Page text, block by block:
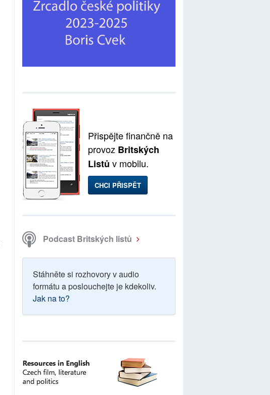
Přispějte finančně na
provoz Britských
Listů v mobilu.
CHCI PŘISPĚT
Podcast Britských listů
Stáhněte si rozhovory v audio
formátu a poslouchejte je kdekoliv.
Jak na to?